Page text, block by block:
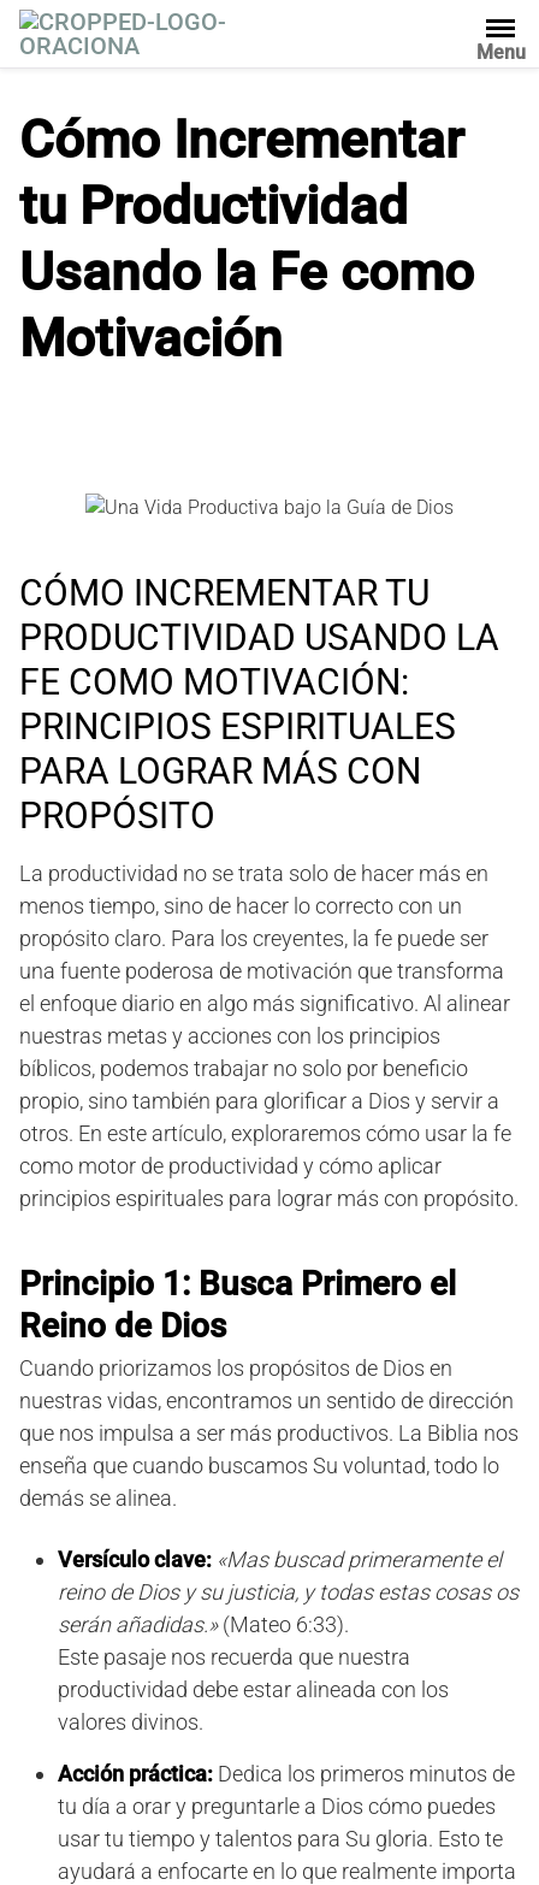
l
Menu
Cómo Incrementar
tu Productividad
Usando la Fe como
Motivación
CÓMO INCREMENTAR TU
PRODUCTIVIDAD USANDO LA
FE COMO MOTIVACIÓN:
PRINCIPIOS ESPIRITUALES
PARA LOGRAR MÁS CON
PROPÓSITO
La productividad no se trata solo de hacer más en
menos tiempo, sino de hacer lo correcto con un
propósito claro. Para los creyentes, la fe puede ser
una fuente poderosa de motivación que transforma
el enfoque diario en algo más significativo. Al alinear
nuestras metas y acciones con los principios
bíblicos, podemos trabajar no solo por beneficio
propio, sino también para glorificar a Dios y servir a
otros. En este artículo, exploraremos cómo usar la fe
como motor de productividad y cómo aplicar
principios espirituales para lograr más con propósito.
Principio 1: Busca Primero el
Reino de Dios
Cuando priorizamos los propósitos de Dios en
nuestras vidas, encontramos un sentido de dirección
que nos impulsa a ser más productivos. La Biblia nos
enseña que cuando buscamos Su voluntad, todo lo
demás se alinea.
Versículo clave: «Mas buscad primeramente el
reino de Dios y su justicia, y todas estas cosas os
serán añadidas.»(Mateo 6:33).
Este pasaje nos recuerda que nuestra
productividad debe estar alineada con los
valores divinos.
Acción práctica: Dedica los primeros minutos de
tu día a orar y preguntarle a Dios cómo puedes
usar tu tiempo y talentos para Su gloria. Esto te
ayudará a enfocarte en lo que realmente importa